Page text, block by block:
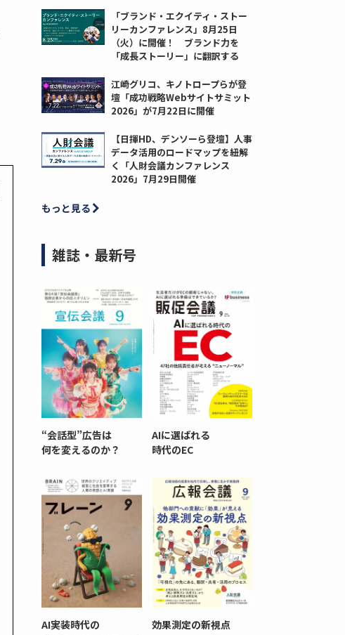
「ブランド・エクイティ・ストー
リーカンファレンス」8月25日
（火）に開催！ ブランド力を
「成長ストーリー」に翻訳する
江崎グリコ、キノトロープらが登
壇「成功戦略Webサイトサミット
2026」が7月22日に開催
【日揮HD、デンソーら登壇】人事
データ活用のロードマップを紐解
く「人財会議カンファレンス
2026」7月29日開催
もっと見る
雑誌・最新号
“会話型”広告は
何を変えるのか？
AIに選ばれる
時代のEC
AI実装時代の
効果測定の新視点